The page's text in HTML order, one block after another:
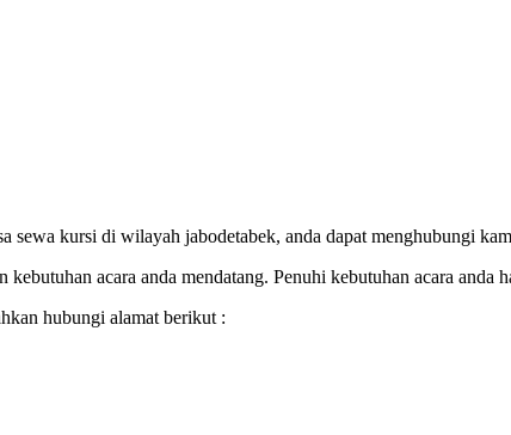
sewa kursi di wilayah jabodetabek, anda dapat menghubungi
kebutuhan acara anda mendatang. Penuhi kebutuhan acara anda
hubungi alamat berikut :